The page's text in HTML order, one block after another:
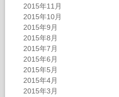
2015年11月
2015年10月
2015年9月
2015年8月
2015年7月
2015年6月
2015年5月
2015年4月
2015年3月